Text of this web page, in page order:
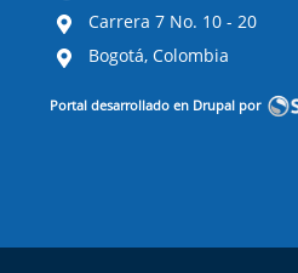
Carrera 7 No. 10 - 20
Bogotá, Colombia
Portal desarrollado en Drupal por